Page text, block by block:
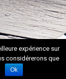
expérience sur
considérerons que
Ok